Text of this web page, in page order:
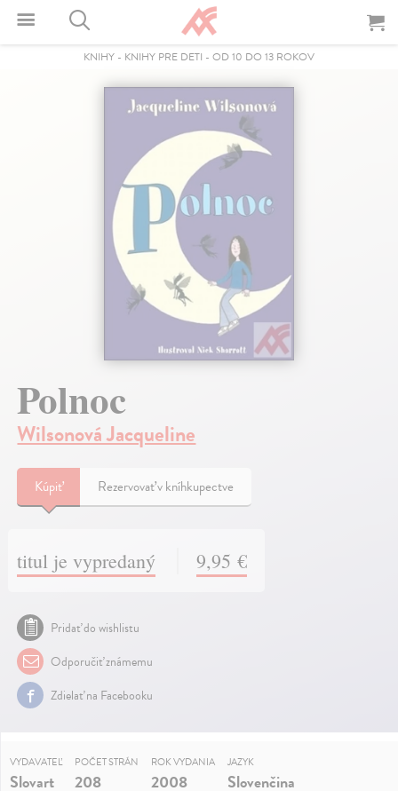
KNIHY - KNIHY PRE DETI - OD 10 DO 13 ROKOV
Polnoc
Wilsonová Jacqueline
Kúpiť Rezervovať v kníhkupectve
titul je vypredaný 9,95 €
Pridať do wishlistu
Odporučiť známemu
Zdielať na Facebooku
VYDAVATEĽ
Slovart
POČET STRÁN
208
ROK VYDANIA
2008
JAZYK
Slovenčina